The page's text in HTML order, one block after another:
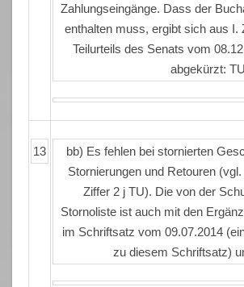
Zahlungseingänge. Dass der
enthalten muss, ergibt sich aus I.
Teilurteils des Senats vom
abgekürzt:
13
bb) Es fehlen bei stornierten
Stornierungen und Retouren
Ziffer 2 j TU). Die von der
Stornoliste ist auch mit den
im Schriftsatz vom 09.07.2014
zu diesem Schriftsatz)